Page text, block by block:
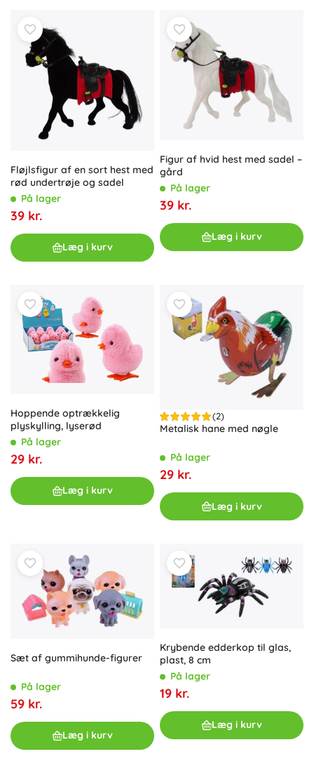
Fløjlsfigur af en sort hest med
rød undertrøje og sadel
På lager
39 kr.
Læg i kurv
Figur af hvid hest med sadel –
gård
På lager
39 kr.
Læg i kurv
Hoppende optrækkelig
plyskylling, lyserød
På lager
29 kr.
Læg i kurv
(2)
Metalisk hane med nøgle
På lager
29 kr.
Læg i kurv
Sæt af gummihunde-figurer
På lager
59 kr.
Læg i kurv
Krybende edderkop til glas,
plast, 8 cm
På lager
19 kr.
Læg i kurv